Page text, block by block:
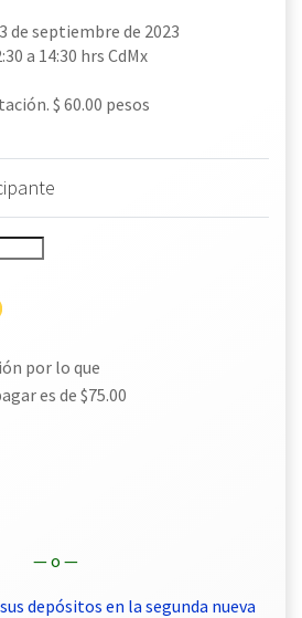
de septiembre de 2023
a 14:30 hrs CdMx
$ 60.00 pesos
por lo que
es de $75.00
— o —
depósitos en la segunda nueva